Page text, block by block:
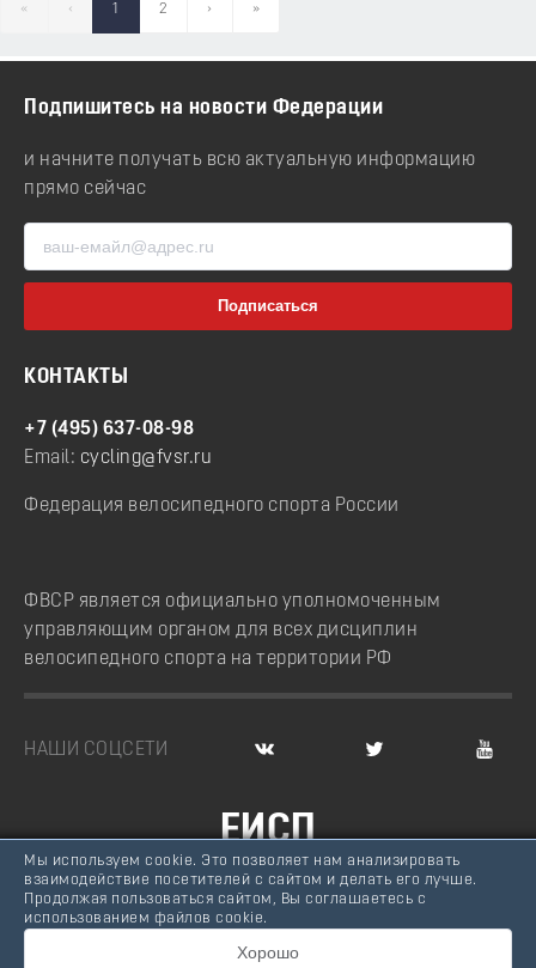
« ‹ 1 2 › »
Подпишитесь на новости Федерации
и начните получать всю актуальную информацию
прямо сейчас
КОНТАКТЫ
+7 (495) 637-08-98
Email: cycling@fvsr.ru
Федерация велосипедного спорта России
ФВСР является официально уполномоченным
управляющим органом для всех дисциплин
велосипедного спорта на территории РФ
НАШИ СОЦСЕТИ
ЕИСП
ВЕЛОСПОРТ РОССИИ
© Федерация велосипедного спорта России, 2007 -
2026
Мы используем cookie. Это позволяет нам анализировать
взаимодействие посетителей с сайтом и делать его лучше.
Продолжая пользоваться сайтом, Вы соглашаетесь с
использованием файлов cookie.
Хорошо